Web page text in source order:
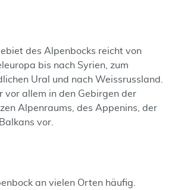
des Alpenbocks reicht von
bis nach Syrien, zum
Ural und nach Weissrussland.
vor allem in den Gebirgen der
Alpenraums, des Appenins, der
vor.
an vielen Orten häufig.